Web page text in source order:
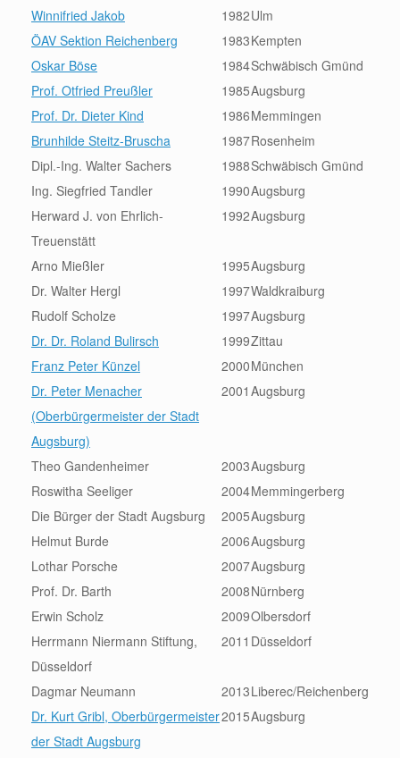
Winnifried Jakob
1982Ulm
ÖAV Sektion Reichenberg
1983Kempten
Oskar Böse
1984Schwäbisch Gmünd
Prof. Otfried Preußler
1985Augsburg
Prof. Dr. Dieter Kind
1986Memmingen
Brunhilde Steitz-Bruscha
1987Rosenheim
Dipl.-Ing. Walter Sachers
1988Schwäbisch Gmünd
Ing. Siegfried Tandler
1990Augsburg
Herward J. von Ehrlich-
Treuenstätt
1992Augsburg
Arno Mießler 1995Augsburg
Dr. Walter Hergl
1997Waldkraiburg
Rudolf Scholze
1997Augsburg
Dr. Dr. Roland Bulirsch
1999Zittau
Franz Peter Künzel
2000München
Dr. Peter Menacher
(Oberbürgermeister der Stadt
Augsburg)
2001 Augsburg
Theo Gandenheimer 2003Augsburg
Roswitha Seeliger
2004Memmingerberg
Die Bürger der Stadt Augsburg
2005Augsburg
Helmut Burde
2006Augsburg
Lothar Porsche
2007Augsburg
Prof. Dr. Barth
2008Nürnberg
Erwin Scholz
2009Olbersdorf
Herrmann Niermann Stiftung,
Düsseldorf
2011 Düsseldorf
Dagmar Neumann 2013Liberec/Reichenberg
Dr. Kurt Gribl, Oberbürgermeister
der Stadt Augsburg
2015Augsburg